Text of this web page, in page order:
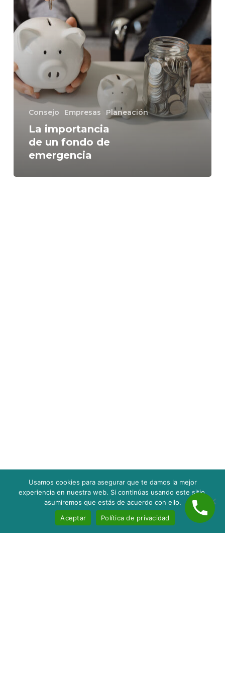
Consejo Empresas Planeación
La importancia
de un fondo de
emergencia
Usamos cookies para asegurar que te damos la mejor
experiencia en nuestra web. Si continúas usando este sitio,
asumiremos que estás de acuerdo con ello.
Aceptar
Política de privacidad